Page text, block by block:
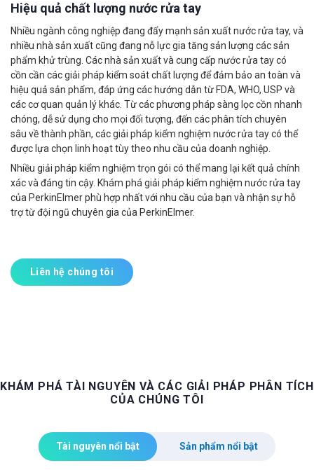
Hiệu quả chất lượng nước rửa tay
Nhiều ngành công nghiệp đang đẩy mạnh sản xuất nước rửa tay, và
nhiều nhà sản xuất cũng đang nỗ lực gia tăng sản lượng các sản
phẩm khử trùng. Các nhà sản xuất và cung cấp nước rửa tay có
cồn cần các giải pháp kiểm soát chất lượng để đảm bảo an toàn và
hiệu quả sản phẩm, đáp ứng các hướng dẫn từ FDA, WHO, USP và
các cơ quan quản lý khác. Từ các phương pháp sàng lọc cồn nhanh
chóng, dễ sử dụng cho mọi đối tượng, đến các phân tích chuyên
sâu về thành phần, các giải pháp kiểm nghiệm nước rửa tay có thể
được lựa chọn linh hoạt tùy theo nhu cầu của doanh nghiệp.
Nhiều giải pháp kiểm nghiệm trọn gói có thể mang lại kết quả chính
xác và đáng tin cậy. Khám phá giải pháp kiểm nghiệm nước rửa tay
của PerkinElmer phù hợp nhất với nhu cầu của bạn và nhận sự hỗ
trợ từ đội ngũ chuyên gia của PerkinElmer.
Liên hệ chúng tôi
KHÁM PHÁ TÀI NGUYÊN VÀ CÁC GIẢI PHÁP PHÂN TÍCH
CỦA CHÚNG TÔI
Tài nguyên nổi bật Sản phẩm nổi bật